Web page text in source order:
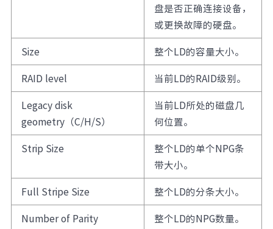
盘是否正确连接设备，
或更换故障的硬盘。
Size
整个LD的容量大小。
RAID level
当前LD的RAID级别。
Legacy disk
geometry（C/H/S）
当前LD所处的磁盘几
何位置。
Strip Size
整个LD的单个NPG条
带大小。
Full Stripe Size
整个LD的分条大小。
Number of Parity
整个LD的NPG数量。